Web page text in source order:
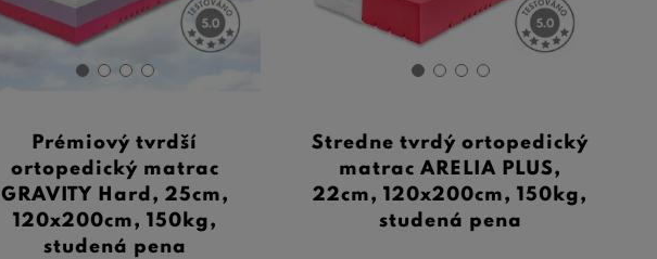
Prémiový tvrdší
ortopedický matrac
GRAVITY Hard, 25cm,
120x200cm, 150kg,
studená pena
Stredne tvrdý ortopedický
matrac ARELIA PLUS,
22cm, 120x200cm, 150kg,
studená pena